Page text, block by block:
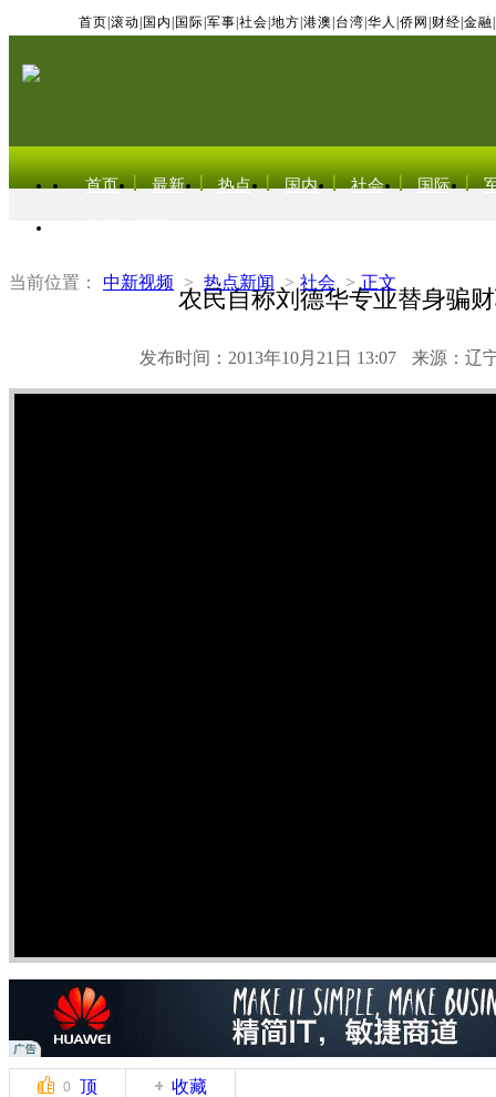
首页 滚动 国内 国际 军事 社会 地方 港澳 台湾 华人 侨网 财经 金融
首页 最新 热点 国内 社会 国际
当前位置： 中新视频 > 热点新闻 > 社会 > 正文
农民自称刘德华专业替身骗
发布时间：2013年10月21日 13:07 来源：辽
0 顶 收藏